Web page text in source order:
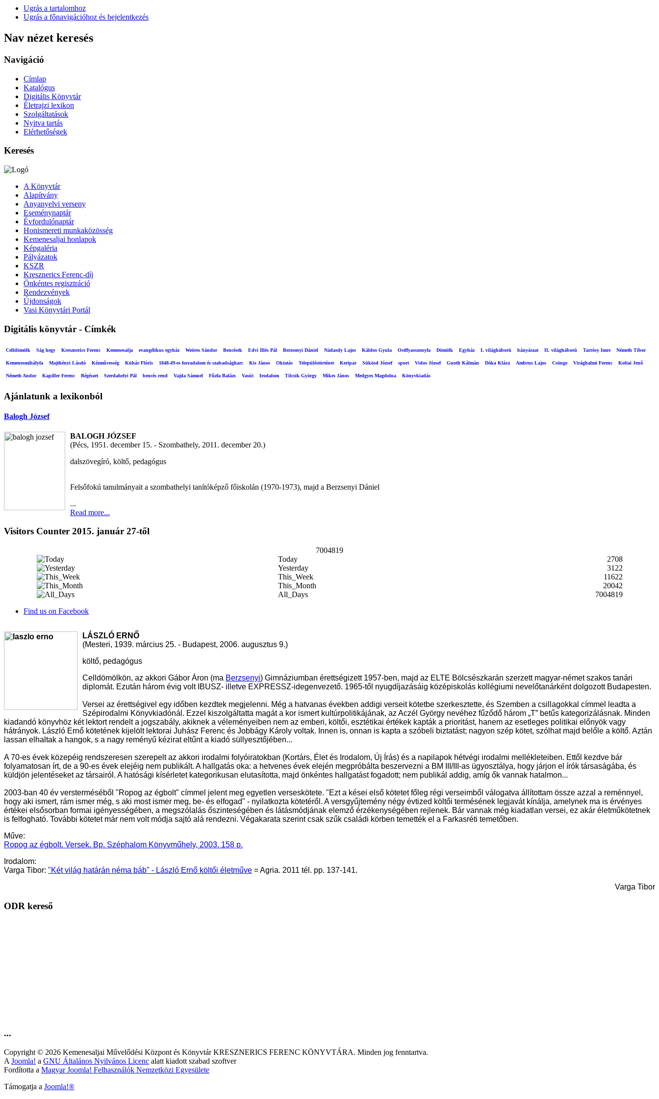
Ugrás a tartalomhoz
Ugrás a főnavigációhoz és bejelentkezés
Nav nézet keresés
Navigáció
Címlap
Katalógus
Digitális Könyvtár
Életrajzi lexikon
Szolgáltatások
Nyitva tartás
Elérhetőségek
Keresés
A Könyvtár
Alapítvány
Anyanyelvi verseny
Eseménynaptár
Évfordulónaptár
Honismereti munkaközösség
Kemenesaljai honlapok
Képgaléria
Pályázatok
KSZR
Kresznerics Ferenc-díj
Önkéntes regisztráció
Rendezvények
Újdonságok
Vasi Könyvtári Portál
Digitális könyvtár - Címkék
Celldömölk Ság hegy Kresznerics Ferenc Kemenesalja evangélikus egyház Weöres Sándor Bencések Edvi Illés Pál Berzsenyi Dániel Nádasdy Lajos Káldos Gyula Ostffyasszonyfa Dömölk Egyház I. világháború bányászat II. világháború Tarrósy Imre Németh Tibor
Kemenesmihályfa Majthényi László Kézművesség Kühár Flóris 1848-49-es forradalom és szabadságharc Kis János Oktatás Településtörténet Keripar Sükösd József sport Vidos József Guoth Kálmán Dóka Klára Ambrus Lajos Csönge Virághalmi Ferenc Koltai Jenő
Németh Andor Kapiller Ferenc Régészet Szerdahelyi Pál bencés rend Vajda Sámuel Fűzfa Balázs Vasút Irodalom Tilcsik György Mikes János Medgyes Magdolna Könyvkiadás
Ajánlatunk a lexikonból
Balogh József
BALOGH JÓZSEF
(Pécs, 1951. december 15. - Szombathely, 2011. december 20.)
dalszövegíró, költő, pedagógus
Felsőfokú tanulmányait a szombathelyi tanítóképző főiskolán (1970-1973), majd a Berzsenyi Dániel
...
Read more...
Visitors Counter 2015. január 27-től
7004819
Today
2708
Yesterday
3122
This_Week
11622
This_Month
20042
All_Days
7004819
Find us on Facebook
LÁSZLÓ ERNŐ
(Mesteri, 1939. március 25. - Budapest, 2006. augusztus 9.)
költő, pedagógus
Celldömölkön, az akkori Gábor Áron (ma Berzsenyi) Gimnáziumban érettségizett 1957-ben, majd az ELTE Bölcsészkarán szerzett magyar-német szakos tanári
diplomát. Ezután három évig volt IBUSZ- illetve EXPRESSZ-idegenvezető. 1965-től nyugdíjazásáig középiskolás kollégiumi nevelőtanárként dolgozott Budapesten.
Versei az érettségivel egy időben kezdtek megjelenni. Még a hatvanas években addigi verseit kötetbe szerkesztette, és Szemben a csillagokkal címmel leadta a
Szépirodalmi Könyvkiadónál. Ezzel kiszolgáltatta magát a kor ismert kultúrpolitikájának, az Aczél György nevéhez fűződő három „T” betűs kategorizálásnak. Minden
kiadandó könyvhöz két lektort rendelt a jogszabály, akiknek a véleményeiben nem az emberi, költői, esztétikai értékek kapták a prioritást, hanem az esetleges politikai előnyök vagy
hátrányok. László Ernő kötetének kijelölt lektorai Juhász Ferenc és Jobbágy Károly voltak. Innen is, onnan is kapta a szóbeli biztatást; nagyon szép kötet, szólhat majd belőle a költő. Aztán
lassan elhaltak a hangok, s a nagy reményű kézirat eltűnt a kiadó süllyesztőjében...
A 70-es évek közepéig rendszeresen szerepelt az akkori irodalmi folyóiratokban (Kortárs, Élet és Irodalom, Új Írás) és a napilapok hétvégi irodalmi mellékleteiben. Ettől kezdve bár
folyamatosan írt, de a 90-es évek elejéig nem publikált. A hallgatás oka: a hetvenes évek elején megpróbálta beszervezni a BM III/III-as ügyosztálya, hogy járjon el írók társaságába, és
küldjön jelentéseket az társairól. A hatósági kísérletet kategorikusan elutasította, majd önkéntes hallgatást fogadott; nem publikál addig, amíg ők vannak hatalmon...
2003-ban 40 év versterméséből "Ropog az égbolt" címmel jelent meg egyetlen verseskötete. "Ezt a kései első kötetet főleg régi verseimből válogatva állítottam össze azzal a reménnyel,
hogy aki ismert, rám ismer még, s aki most ismer meg, be- és elfogad" - nyilatkozta kötetéről. A versgyűjtemény négy évtized költői termésének legjavát kínálja, amelynek ma is érvényes
értékei elsősorban formai igényességében, a megszólalás őszinteségében és látásmódjának elemző érzékenységében rejlenek. Bár vannak még kiadatlan versei, ez akár életműkötetnek
is felfogható. További kötetet már nem volt módja sajtó alá rendezni. Végakarata szerint csak szűk családi körben temették el a Farkasréti temetőben.
Műve:
Ropog az égbolt. Versek. Bp. Széphalom Könyvműhely, 2003. 158 p.
Irodalom:
Varga Tibor: "Két világ határán néma báb" - László Ernő költői életműve = Agria. 2011 tél. pp. 137-141.
Varga Tibor
ODR kereső
...
Copyright © 2026 Kemenesaljai Művelődési Központ és Könyvtár KRESZNERICS FERENC KÖNYVTÁRA. Minden jog fenntartva.
A Joomla! a GNU Általános Nyilvános Licenc alatt kiadott szabad szoftver
Fordította a Magyar Joomla! Felhasználók Nemzetközi Egyesülete
Támogatja a Joomla!®